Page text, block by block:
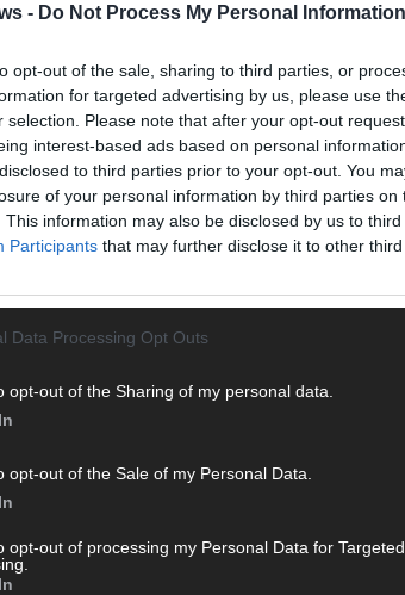
- Do Not Process My Personal Information
opt-out of the sale, sharing to third parties, or
for targeted advertising by us, please use
selection. Please note that after your opt-out
interest-based ads based on personal
to third parties prior to your opt-out. You
of your personal information by third parties on
This information may also be disclosed by us to
Participants that may further disclose it to other third
Data Processing Opt Outs
opt-out of the Sharing of my personal data.
opt-out of the Sale of my Personal Data.
opt-out of processing my Personal Data for Targeted
POLITIK